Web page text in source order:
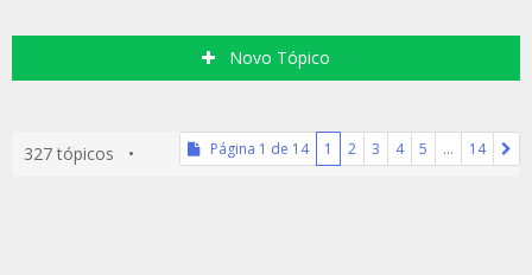
Novo Tópico
327 tópicos • Página 1 de 14 1 2 3 4 5 … 14